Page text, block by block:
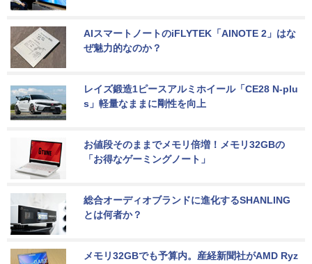
AIスマートノートのiFLYTEK「AINOTE 2」はな
ぜ魅力的なのか？
レイズ鍛造1ピースアルミホイール「CE28 N-plu
s」軽量なままに剛性を向上
お値段そのままでメモリ倍増！メモリ32GBの
「お得なゲーミングノート」
総合オーディオブランドに進化するSHANLING
とは何者か？
メモリ32GBでも予算内。産経新聞社がAMD Ryz